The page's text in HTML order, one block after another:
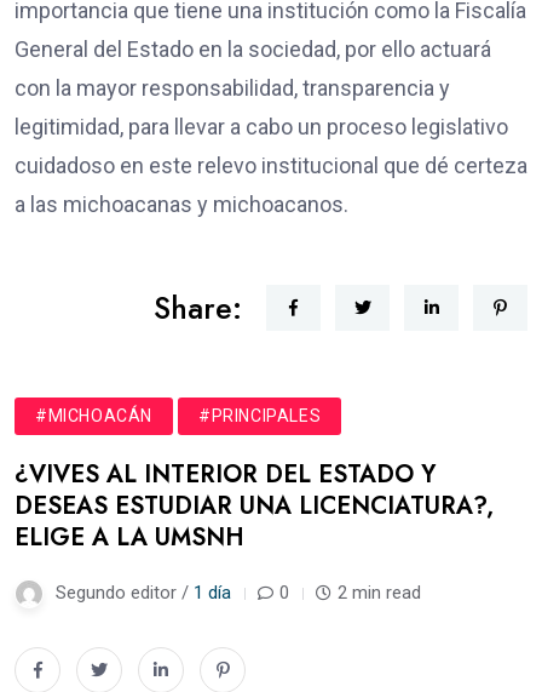
importancia que tiene una institución como la Fiscalía
General del Estado en la sociedad, por ello actuará
con la mayor responsabilidad, transparencia y
legitimidad, para llevar a cabo un proceso legislativo
cuidadoso en este relevo institucional que dé certeza
a las michoacanas y michoacanos.
Share:
#MICHOACÁN #PRINCIPALES
¿VIVES AL INTERIOR DEL ESTADO Y
DESEAS ESTUDIAR UNA LICENCIATURA?,
ELIGE A LA UMSNH
Segundo editor / 1 día 0 2 min read